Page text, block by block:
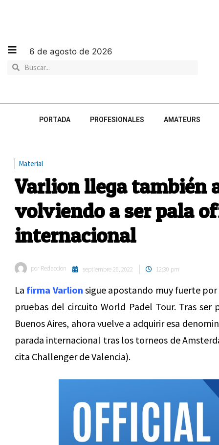
6 de agosto de 2026
PORTADA PROFESIONALES AMATEURS
Material
Varlion llega también
volviendo a ser pala
internacional
por Redaccion septiembre 26, 2022 12:30 pm
La firma Varlion sigue apostando muy fuerte
pruebas del circuito World Padel Tour. Tras ser
Buenos Aires, ahora vuelve a adquirir esa
parada internacional tras los torneos de
cita Challenger de Valencia).